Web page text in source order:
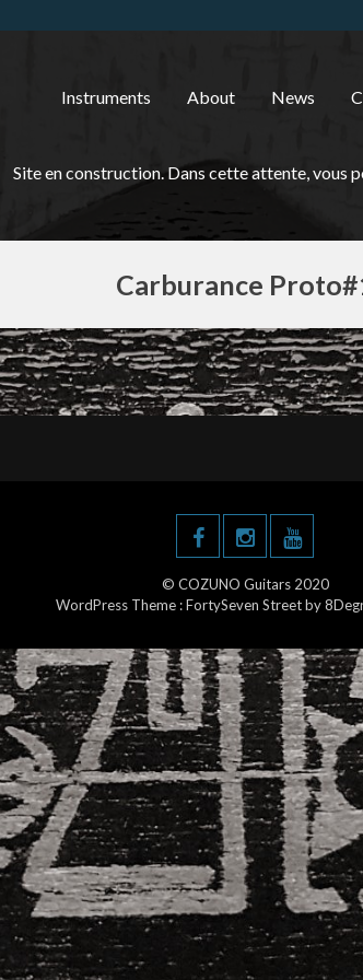
Instruments About News
Site en construction. Dans cette attente, vous
Carburance
© COZUNO Guitars 2020
WordPress Theme :FortySeven Streetby